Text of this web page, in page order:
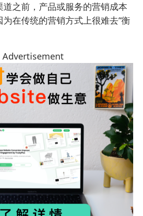
之前，产品或服务的营销成本
在传统的营销方式上很难去“衡
Advertisement